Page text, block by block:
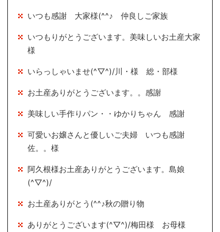
いつも感謝 大家様(^^♪ 仲良しご家族
いつもりがとうございます。美味しいお土産大家
様
いらっしゃいませ(^▽^)/川・様 総・部様
お土産ありがとうございます。。感謝
美味しい手作りパン・・ゆかりちゃん 感謝
可愛いお嬢さんと優しいご夫婦 いつも感謝
佐。。様
阿久根様お土産ありがとうございます。島娘
(^▽^)/
お土産ありがとう(^^♪秋の贈り物
ありがとうございます(^▽^)/梅田様 お母様